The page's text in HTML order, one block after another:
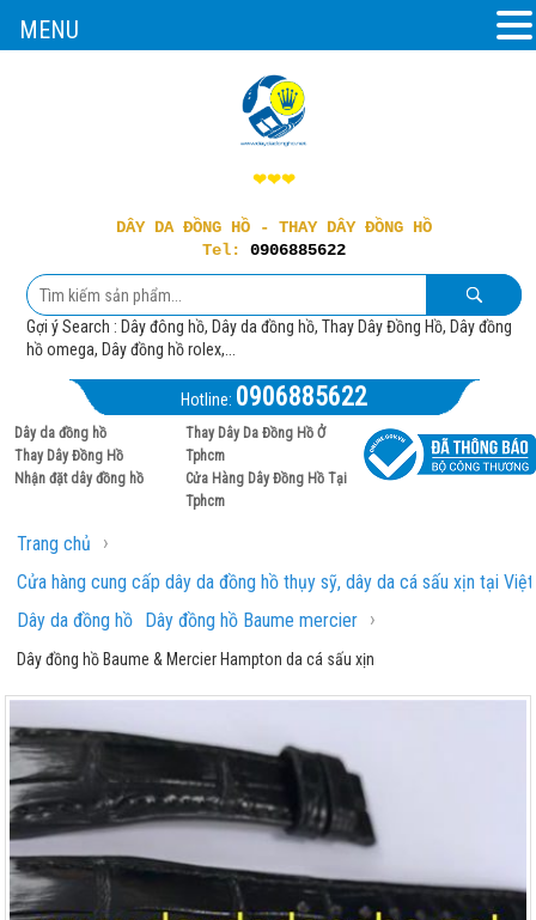
❤❤❤
DÂY DA ĐỒNG HỒ - THAY DÂY ĐỒNG HỒ
Tel: 0906885622
Gợi ý Search : Dây đông hồ, Dây da đồng hồ, Thay Dây Đồng Hồ, Dây đồng
hồ omega, Dây đồng hồ rolex,...
Hotline: 0906885622
Dây da đồng hồ
Thay Dây Đồng Hồ
Nhận đặt dây đồng hồ
Thay Dây Da Đồng Hồ Ở
Tphcm
Cửa Hàng Dây Đồng Hồ Tại
Tphcm
Trang chủ ›
Cửa hàng cung cấp dây da đồng hồ thụy sỹ, dây da cá sấu xịn tại
Dây da đồng hồ
Dây đồng hồ Baume mercier ›
Dây đồng hồ Baume & Mercier Hampton da cá sấu xịn
MENU